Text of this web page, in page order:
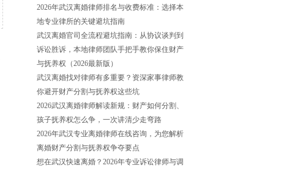
2026年武汉离婚律师排名与收费标准：选择本
地专业律所的关键避坑指南
武汉离婚官司全流程避坑指南：从协议谈判到
诉讼胜诉，本地律师团队手把手教你保住财产
与抚养权（2026最新版）
武汉离婚找对律师有多重要？资深家事律师教
你避开财产分割与抚养权这些坑
2026武汉离婚律师解读新规：财产如何分割、
孩子抚养权怎么争，一次讲清少走弯路
2026年武汉专业离婚律师在线咨询，为您解析
离婚财产分割与抚养权争夺要点
想在武汉快速离婚？2026年专业诉讼律师与调